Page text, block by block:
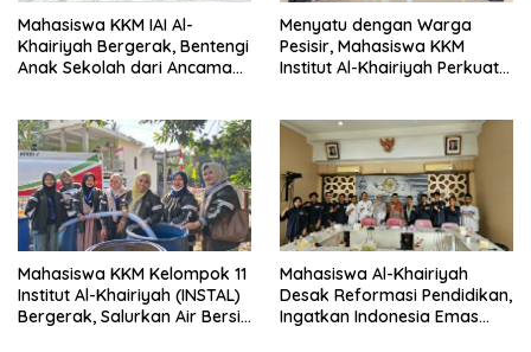
Mahasiswa KKM IAI Al-
Khairiyah Bergerak, Bentengi
Anak Sekolah dari Ancaman
Menyatu dengan Warga
Pesisir, Mahasiswa KKM
Institut Al-Khairiyah Perkuat
Mahasiswa KKM Kelompok 11
Institut Al-Khairiyah (INSTAL)
Bergerak, Salurkan Air Bersih
Mahasiswa Al-Khairiyah
Desak Reformasi Pendidikan,
Ingatkan Indonesia Emas